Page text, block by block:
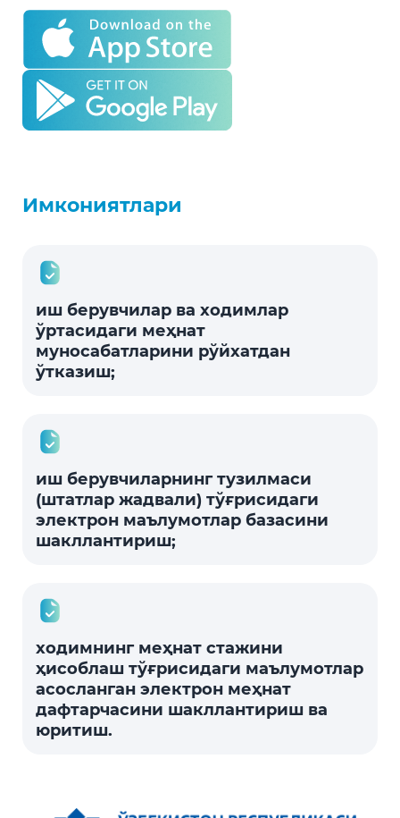
Имкониятлари
иш берувчилар ва ходимлар
ўртасидаги меҳнат
муносабатларини рўйхатдан
ўтказиш;
иш берувчиларнинг тузилмаси
(штатлар жадвали) тўғрисидаги
электрон маълумотлар базасини
шакллантириш;
ходимнинг меҳнат стажини
ҳисоблаш тўғрисидаги маълумотлар
асосланган электрон меҳнат
дафтарчасини шакллантириш ва
юритиш.